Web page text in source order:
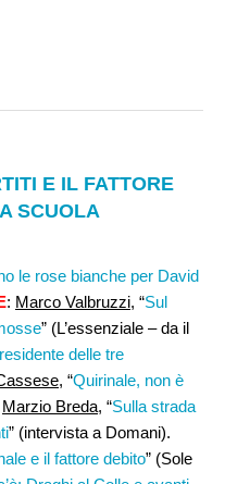
E IL FATTORE
SCUOLA
le rose bianche per David
: Marco Valbruzzi, “Sul
” (L’essenziale – da il
delle tre
, “Quirinale, non è
Marzio Breda, “Sulla strada
” (intervista a Domani).
e il fattore debito” (Sole